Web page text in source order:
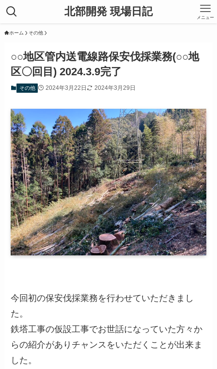
北部開発 現場日記 メニュー
ホーム その他
○○地区管内送電線路保安伐採業務(○○地
区〇回目) 2024.3.9完了
その他 2024年3月22日 2024年3月29日
今回初の保安伐採業務を行わせていただきまし
た。
鉄塔工事の仮設工事でお世話になっていた方々か
らの紹介がありチャンスをいただくことが出来ま
した。